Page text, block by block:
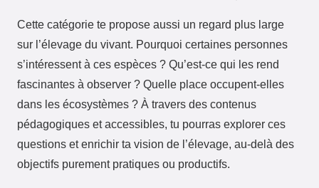
Cette catégorie te propose aussi un regard plus large
sur l’élevage du vivant. Pourquoi certaines personnes
s’intéressent à ces espèces ? Qu’est-ce qui les rend
fascinantes à observer ? Quelle place occupent-elles
dans les écosystèmes ? À travers des contenus
pédagogiques et accessibles, tu pourras explorer ces
questions et enrichir ta vision de l’élevage, au-delà des
objectifs purement pratiques ou productifs.